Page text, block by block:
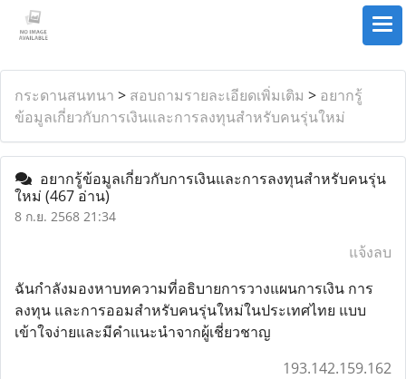
กระดานสนทนา > สอบถามรายละเอียดเพิ่มเติม > อยากรู้
ข้อมูลเกี่ยวกับการเงินและการลงทุนสำหรับคนรุ่นใหม่
อยากรู้ข้อมูลเกี่ยวกับการเงินและการลงทุนสำหรับคนรุ่น
ใหม่ (467 อ่าน)
8 ก.ย. 2568 21:34
แจ้งลบ
ฉันกำลังมองหาบทความที่อธิบายการวางแผนการเงิน การ
ลงทุน และการออมสำหรับคนรุ่นใหม่ในประเทศไทย แบบ
เข้าใจง่ายและมีคำแนะนำจากผู้เชี่ยวชาญ
193.142.159.162